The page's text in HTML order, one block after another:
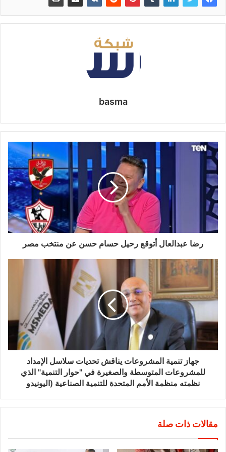
basma
رضا عبدالعال أتوقع رحيل حسام حسن عن منتخب مصر
جهاز تنمية المشروعات يناقش تحديات سلاسل الإمداد
للمشروعات المتوسطة والصغيرة في "حوار التنمية" الذي
نظمته منظمة الأمم المتحدة للتنمية الصناعية (اليونيدو
مقالات ذات صلة